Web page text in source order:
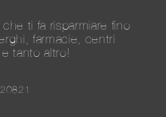
ti fa risparmiare fino
farmacie, centri
tanto altro!